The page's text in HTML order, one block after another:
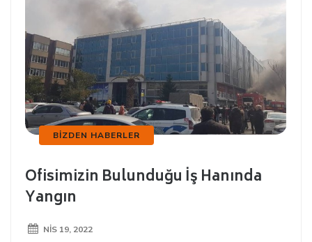
BIZDEN HABERLER
Ofisimizin Bulunduğu İş Hanında
Yangın
NIS 19, 2022